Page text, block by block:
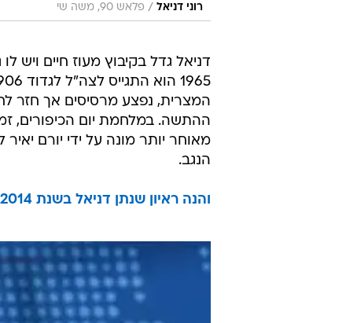
רוני דניאל / פלאש 90, משה שי
דניאל גדל בקיבוץ מעוז חיים ויש
המצרית, נפצע מרסיסים אך חזר
מאוחר יותר מונה על ידי יורם
הנגב.
והנה ראיון שנתן דניאל בשנת 2014 לוואלה! ברנז'ה